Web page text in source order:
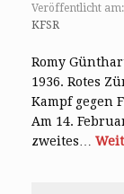
Veröffentlicht am:
KFSR
Romy
1936. Rotes
Kampf gegen
Am 14.
zweites…